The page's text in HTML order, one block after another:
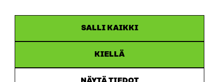
SALLI KAIKKI
KIELLÄ